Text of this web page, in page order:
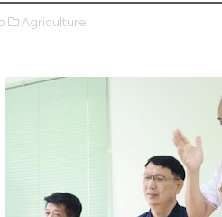
Agriculture,